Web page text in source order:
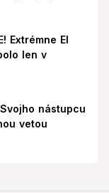
Extrémne El
len v
nástupcu
vetou